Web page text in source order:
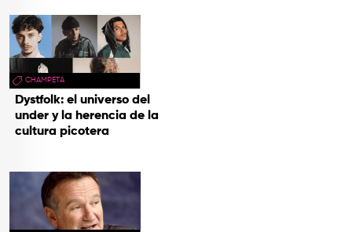
CHAMPETA
Dystfolk: el universo del
under y la herencia de la
cultura picotera